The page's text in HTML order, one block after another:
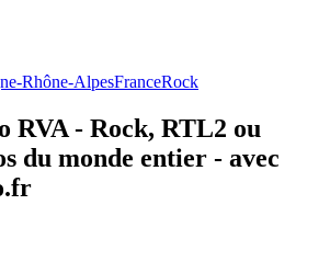
Rhône-AlpesFranceRock
RVA - Rock, RTL2 ou
du monde entier - avec